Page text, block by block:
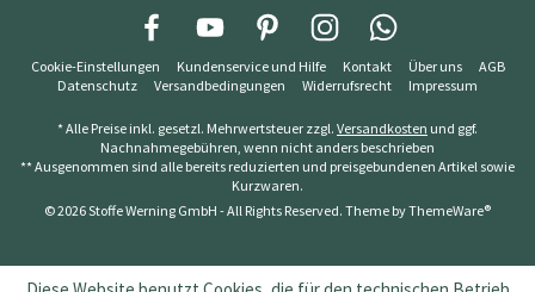
Cookie-Einstellungen Kundenservice und Hilfe Kontakt Über uns
AGB
Datenschutz
Versandbedingungen Widerrufsrecht Impressum
* Alle Preise inkl. gesetzl. Mehrwertsteuer zzgl. Versandkosten und ggf.
Nachnahmegebühren, wenn nicht anders beschrieben
** Ausgenommen sind alle bereits reduzierten und preisgebundenen Artikel sowie
Kurzwaren.
© 2026 Stoffe Werning GmbH - All Rights Reserved. Theme byThemeWare®